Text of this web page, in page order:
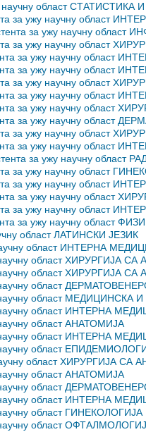
научну област
за ужу научну област
за ужу научну
за ужу научну област
за ужу научну област
за ужу научну област
за ужу научну област
за ужу научну област
за ужу научну област
за ужу научну област
за ужу научну област
за ужу научну област
за ужу научну област
за ужу научну област
за ужу научну област
за ужу научну област
за ужу научну област
за ужу научну
област ЛАТИНСКИ ЈЕЗИК
област ИНТЕРНА
област ХИРУРГИЈА
област ХИРУРГИЈА
научну област
научну област
област ИНТЕРНА
област АНАТОМИЈА
област ИНТЕРНА
научну област
област ХИРУРГИЈА
област АНАТОМИЈА
научну област
област ИНТЕРНА
научну област
научну област